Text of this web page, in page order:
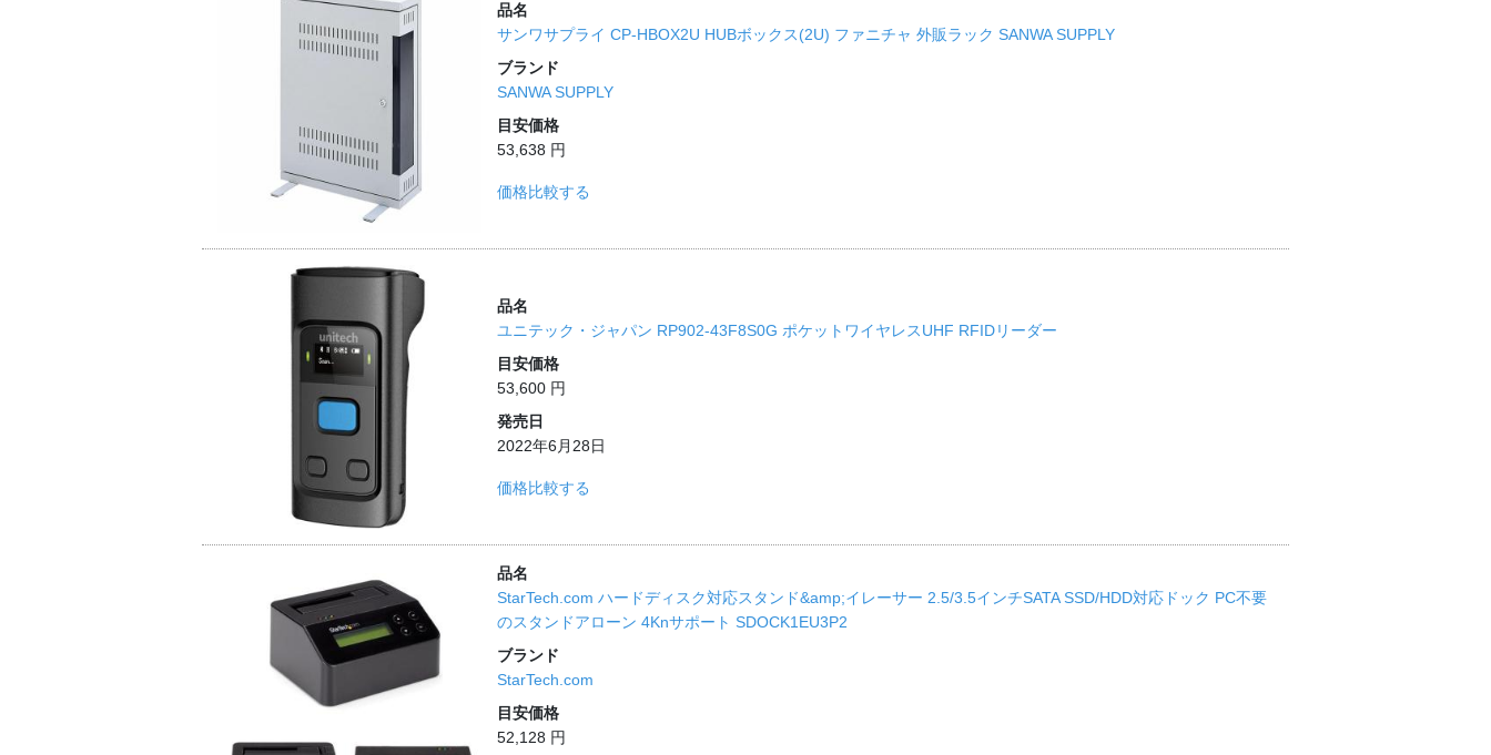
品名
サンワサプライ CP-HBOX2U HUBボックス(2U) ファニチャ 外販ラック SANWA SUPPLY
ブランド
SANWA SUPPLY
目安価格
53,638 円
価格比較する
品名
ユニテック・ジャパン RP902-43F8S0G ポケットワイヤレスUHF RFIDリーダー
目安価格
53,600 円
発売日
2022年6月28日
価格比較する
品名
StarTech.com ハードディスク対応スタンド&amp;イレーサー 2.5/3.5インチSATA SSD/HDD対応ドック PC不要
のスタンドアローン 4Knサポート SDOCK1EU3P2
ブランド
StarTech.com
目安価格
52,128 円